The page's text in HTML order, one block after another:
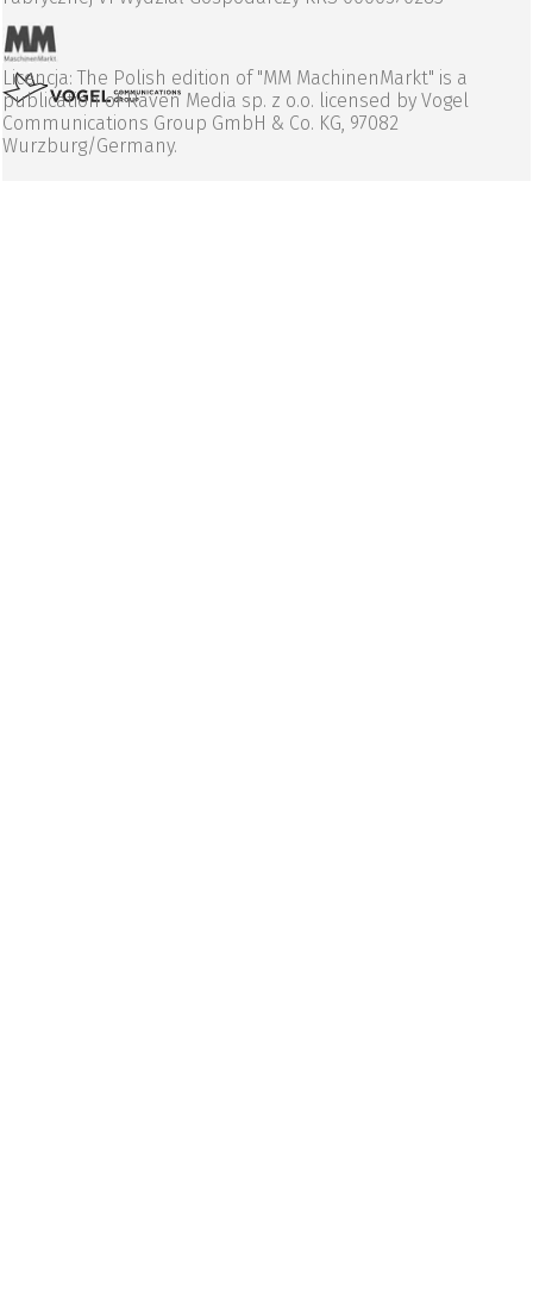
Licencja: The Polish edition of "MM MachinenMarkt" is a
publication of Raven Media sp. z o.o. licensed by Vogel
Communications Group GmbH & Co. KG, 97082
Wurzburg/Germany.